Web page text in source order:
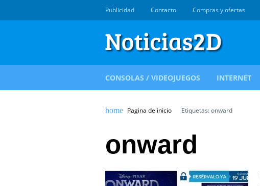
Publicidad Contacto Compras y ofertas
CONSOLAS / VIDEOJUEGOS INTERNET
Pagina de inicio Etiquetas: onward
onward